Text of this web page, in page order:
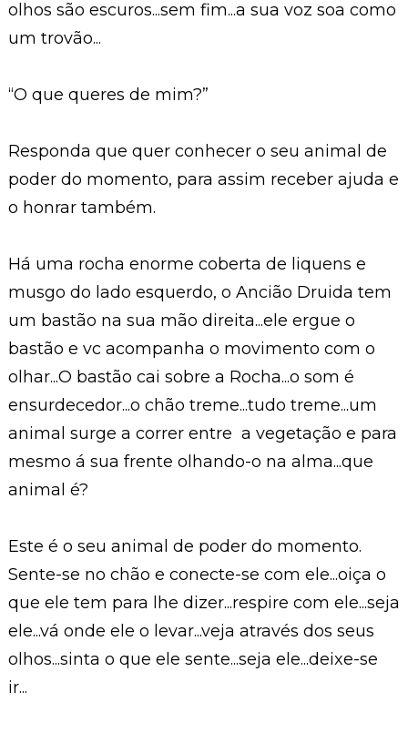
olhos são escuros...sem fim...a sua voz soa como
um trovão...
“O que queres de mim?”
Responda que quer conhecer o seu animal de
poder do momento, para assim receber ajuda e
o honrar também.
Há uma rocha enorme coberta de liquens e
musgo do lado esquerdo, o Ancião Druida tem
um bastão na sua mão direita...ele ergue o
bastão e vc acompanha o movimento com o
olhar...O bastão cai sobre a Rocha...o som é
ensurdecedor...o chão treme...tudo treme...um
animal surge a correr entre a vegetação e para
mesmo á sua frente olhando-o na alma...que
animal é?
Este é o seu animal de poder do momento.
Sente-se no chão e conecte-se com ele...oiça o
que ele tem para lhe dizer...respire com ele...seja
ele...vá onde ele o levar...veja através dos seus
olhos...sinta o que ele sente...seja ele...deixe-se
ir...